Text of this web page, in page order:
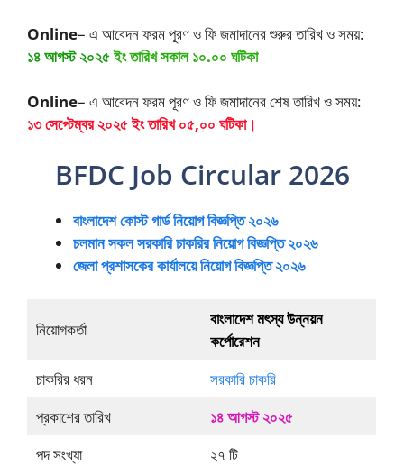
Online– এ আবেদন ফরম পূরণ ও ফি জমাদানের শুরুর তারিখ ও সময়:
১৪ আগস্ট ২০২৫ইং তারিখ সকাল ১০.০০ ঘটিকা
Online– এ আবেদন ফরম পূরণ ও ফি জমাদানের শেষ তারিখ ও সময়:
১৩ সেপ্টেম্বর ২০২৫ইং তারিখ ০৫,০০ ঘটিকা।
BFDC Job Circular 2026
বাংলাদেশ কোস্ট গার্ড নিয়োগ বিজ্ঞপ্তি ২০২৬
চলমান সকল সরকারি চাকরির নিয়োগ বিজ্ঞপ্তি ২০২৬
জেলা প্রশাসকের কার্যালয়ে নিয়োগ বিজ্ঞপ্তি ২০২৬
নিয়োগকর্তা
বাংলাদেশ মৎস্য উন্নয়ন
কর্পোরেশন
চাকরির ধরন
সরকারি চাকরি
প্রকাশের তারিখ
১৪ আগস্ট ২০২৫
পদ সংখ্যা
২৭ টি